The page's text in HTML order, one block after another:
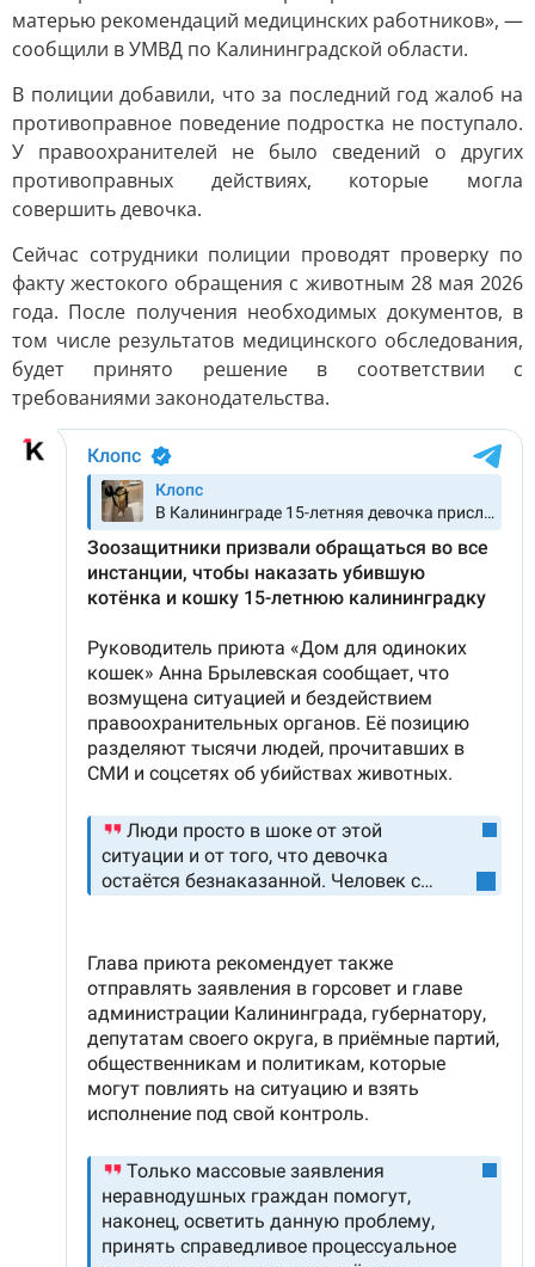
матерью рекомендаций медицинских работников», —
сообщили в УМВД по Калининградской области.
В полиции добавили, что за последний год жалоб на
противоправное поведение подростка не поступало.
У правоохранителей не было сведений о других
противоправных действиях, которые могла
совершить девочка.
Сейчас сотрудники полиции проводят проверку по
факту жестокого обращения с животным 28 мая 2026
года. После получения необходимых документов, в
том числе результатов медицинского обследования,
будет принято решение в соответствии с
требованиями законодательства.